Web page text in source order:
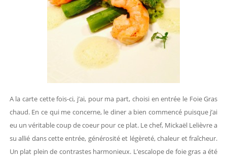
A la carte cette fois-ci, j’ai, pour ma part, choisi en entrée le Foie Gras
chaud. En ce qui me concerne, le diner a bien commencé puisque j’ai
eu un véritable coup de coeur pour ce plat. Le chef, Mickaël Lelièvre a
su allié dans cette entrée, générosité et légèreté, chaleur et fraîcheur.
Un plat plein de contrastes harmonieux. L’escalope de foie gras a été